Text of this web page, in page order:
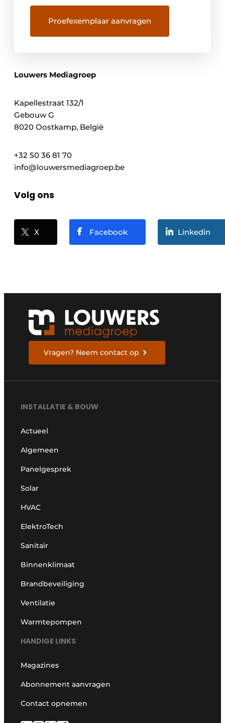
Louwers Mediagroep
Kapellestraat 132/1
Gebouw G
8020 Oostkamp, België
+32 50 36 81 70
info@louwersmediagroep.be
Volg ons
X Facebook Linkedin
Vragen? Neem contact op
INSTALLATIE & BOUW
Actueel
Algemeen
Panelgesprek
Solar
HVAC
ElektroTech
Sanitair
Binnenklimaat
Brandbeveiliging
Ventilatie
Warmtepompen
HANDIGE LINKS
Magazines
Abonnement aanvragen
Contact opnemen